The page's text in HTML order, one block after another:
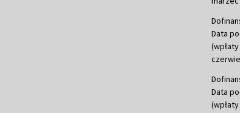
Data
Data